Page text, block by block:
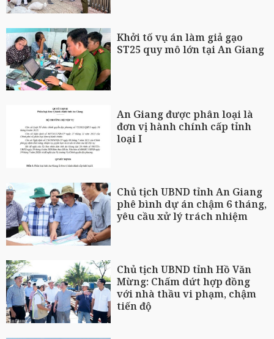
Khởi tố vụ án làm giả gạo
ST25 quy mô lớn tại An Giang
An Giang được phân loại là
đơn vị hành chính cấp tỉnh
loại I
Chủ tịch UBND tỉnh An Giang
phê bình dự án chậm 6 tháng,
yêu cầu xử lý trách nhiệm
Chủ tịch UBND tỉnh Hồ Văn
Mừng: Chấm dứt hợp đồng
với nhà thầu vi phạm, chậm
tiến độ